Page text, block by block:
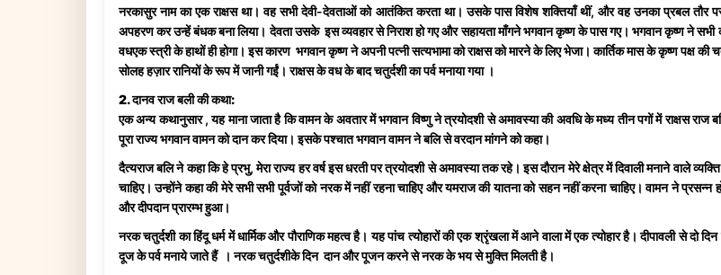
नरकासुर नाम का एक राक्षस था। वह सभी देवी-देवताओं को आतंकित करता था। उसके पास विशेष शक्तियाँ थीं, और वह उनका प्रबल तौर
अपहरण कर उन्हें बंधक बना लिया। देवता उसके इस व्यवहार से निराश हो गए और सहायता माँगने भगवान कृष्ण के पास गए। भगवान कृष्ण ने
वधएक स्त्री के हाथों ही होगा। इस कारण भगवान कृष्ण ने अपनी पत्नी सत्यभामा को राक्षस को मारने के लिए भेजा। कार्तिक मास के कृष्ण पक्ष
सोलह हज़ार रानियों के रूप में जानी गईं। राक्षस के वध के बाद चतुर्दशी का पर्व मनाया गया ।
2. दानव राज बली की कथा:
एक अन्य कथानुसार , यह माना जाता है कि वामन के अवतार में भगवान विष्णु ने त्रयोदशी से अमावस्या की अवधि के मध्य तीन पगों में राक्षस राज
पूरा राज्य भगवान वामन को दान कर दिया। इसके पश्चात भगवान वामन ने बलि से वरदान मांगने को कहा।
दैत्यराज बलि ने कहा कि हे प्रभु, मेरा राज्य हर वर्ष इस धरती पर त्रयोदशी से अमावस्या तक रहे। इस दौरान मेरे क्षेत्र में दिवाली मनाने वाले
चाहिए। उन्होंने कहा की मेरे सभी सभी पूर्वजों को नरक में नहीं रहना चाहिए और यमराज की यातना को सहन नहीं करना चाहिए। वामन ने
और दीपदान प्रारम्भ हुआ।
नरक चतुर्दशी का हिंदू धर्म में धार्मिक और पौराणिक महत्व है। यह पांच त्योहारों की एक श्रृंखला में आने वाला में एक त्योहार है। दीपावली से दो
दूज के पर्व मनाये जाते हैं । नरक चतुर्दशीके दिन दान और पूजन करने से नरक के भय से मुक्ति मिलती है।